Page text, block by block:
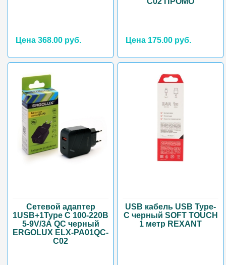
Цена 368.00 руб. Цена 175.00 руб.
Сетевой адаптер
1USB+1Type C 100-220B
5-9V/3А QC черный
ERGOLUX ELX-PA01QC-
C02
USB кабель USB Туре-
С черный SOFT TOUCH
1 метр REXANT